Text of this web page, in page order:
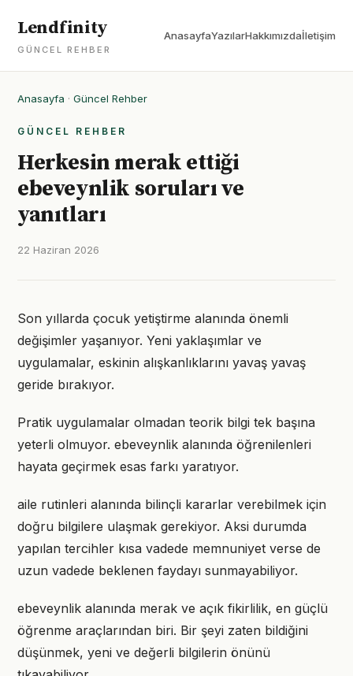
Lendfinity
GÜNCEL REHBER
AnasayfaYazılarHakkımızdaİletişim
Anasayfa · Güncel Rehber
GÜNCEL REHBER
Herkesin merak ettiği
ebeveynlik soruları ve
yanıtları
22 Haziran 2026
Son yıllarda çocuk yetiştirme alanında önemli
değişimler yaşanıyor. Yeni yaklaşımlar ve
uygulamalar, eskinin alışkanlıklarını yavaş yavaş
geride bırakıyor.
Pratik uygulamalar olmadan teorik bilgi tek başına
yeterli olmuyor. ebeveynlik alanında öğrenilenleri
hayata geçirmek esas farkı yaratıyor.
aile rutinleri alanında bilinçli kararlar verebilmek için
doğru bilgilere ulaşmak gerekiyor. Aksi durumda
yapılan tercihler kısa vadede memnuniyet verse de
uzun vadede beklenen faydayı sunmayabiliyor.
ebeveynlik alanında merak ve açık fikirlilik, en güçlü
öğrenme araçlarından biri. Bir şeyi zaten bildiğini
düşünmek, yeni ve değerli bilgilerin önünü